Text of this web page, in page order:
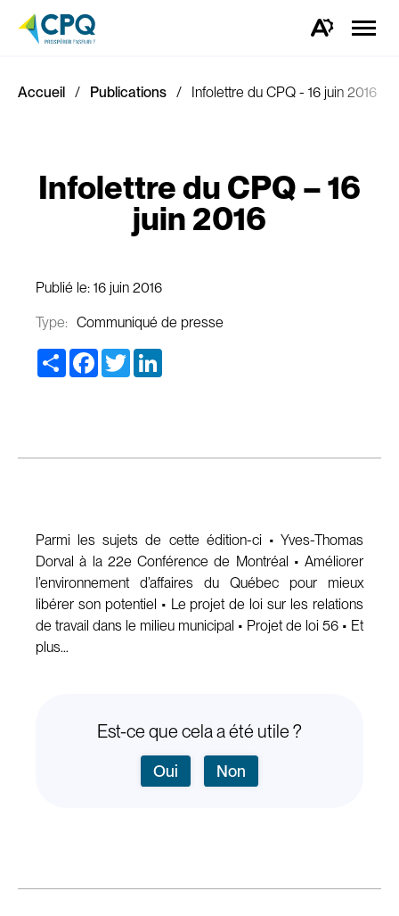
Ouvrez
d'accessibilité.
la
Accueil Publications Infolettre du CPQ - 16 juin 2016
Infolettre du CPQ – 16
juin 2016
Publié le: 16 juin 2016
Type: Communiqué de presse
Share Facebook
Twitter
Parmi les sujets de cette édition-ci • Yves-Thomas
Dorval à la 22e Conférence de Montréal • Améliorer
l’environnement d’affaires du Québec pour mieux
libérer son potentiel • Le projet de loi sur les relations
de travail dans le milieu municipal • Projet de loi 56 • Et
plus…
Est-ce que cela a été utile ?
Oui Non